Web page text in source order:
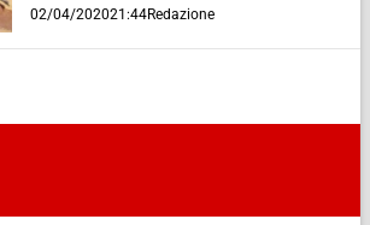
02/04/202021:44Redazione